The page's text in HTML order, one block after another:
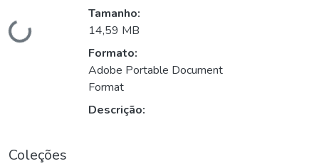
Carregando...
Tamanho:
14,59 MB
Formato:
Adobe Portable Document
Format
Descrição:
Coleções